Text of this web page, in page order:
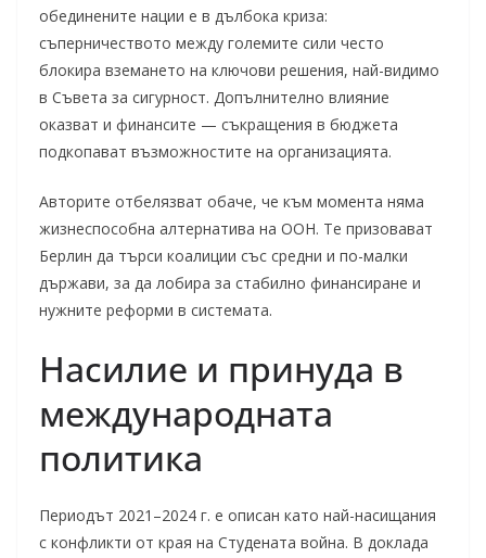
обединените нации е в дълбока криза:
съперничеството между големите сили често
блокира вземането на ключови решения, най-видимо
в Съвета за сигурност. Допълнително влияние
оказват и финансите — съкращения в бюджета
подкопават възможностите на организацията.
Авторите отбелязват обаче, че към момента няма
жизнеспособна алтернатива на ООН. Те призовават
Берлин да търси коалиции със средни и по-малки
държави, за да лобира за стабилно финансиране и
нужните реформи в системата.
Насилие и принуда в
международната
политика
Периодът 2021–2024 г. е описан като най-насищания
с конфликти от края на Студената война. В доклада